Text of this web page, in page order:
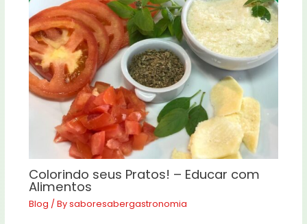
Colorindo seus Pratos! – Educar com
Alimentos
Blog / Bysaboresabergastronomia